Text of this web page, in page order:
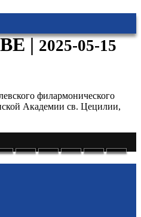
|2025-05-15
филармонического
Академии св. Цецилии,